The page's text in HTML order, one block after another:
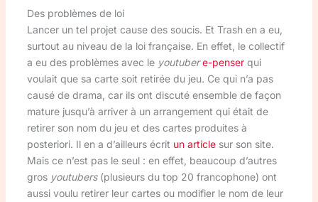
Des problèmes de loi
Lancer un tel projet cause des soucis. Et Trash en a eu,
surtout au niveau de la loi française. En effet, le collectif
a eu des problèmes avec le youtuber e-penserqui
voulait que sa carte soit retirée du jeu. Ce qui n’a pas
causé de drama, car ils ont discuté ensemble de façon
mature jusqu’à arriver à un arrangement qui était de
retirer son nom du jeu et des cartes produites à
posteriori. Il en a d’ailleurs écrit un articlesur son site.
Mais ce n’est pas le seul : en effet, beaucoup d’autres
gros youtubers(plusieurs du top 20 francophone) ont
aussi voulu retirer leur cartes ou modifier le nom de leur